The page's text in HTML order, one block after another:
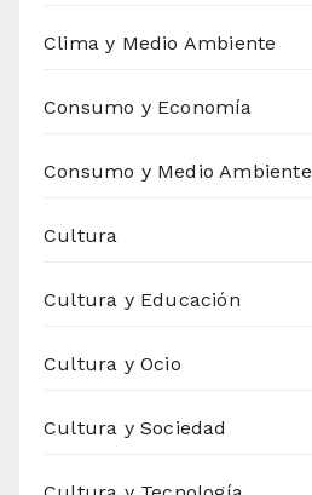
Clima y Medio Ambiente
Consumo y Economía
Consumo y Medio Ambiente
Cultura
Cultura y Educación
Cultura y Ocio
Cultura y Sociedad